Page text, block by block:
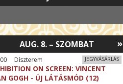
»
AUG. 8. – SZOMBAT
JEGYVÁSÁRLÁS
Díszterem
ON SCREEN: VINCENT
GOGH - ÚJ LÁTÁSMÓD (12)